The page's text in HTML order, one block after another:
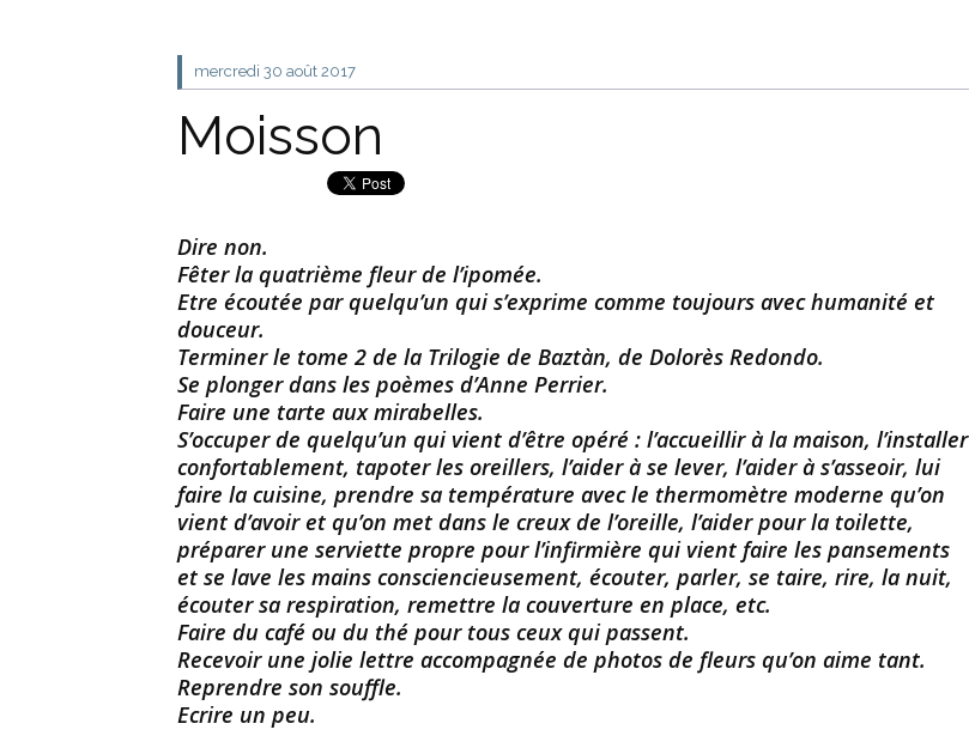
mercredi 30 août 2017
Moisson
Dire non.
Fêter la quatrième fleur de l’ipomée.
Etre écoutée par quelqu’un qui s’exprime comme toujours avec humanité et
douceur.
Terminer le tome 2 de la Trilogie de Baztàn, de Dolorès Redondo.
Se plonger dans les poèmes d’Anne Perrier.
Faire une tarte aux mirabelles.
S’occuper de quelqu’un qui vient d’être opéré : l’accueillir à la maison, l’installer
confortablement, tapoter les oreillers, l’aider à se lever, l’aider à s’asseoir, lui
faire la cuisine, prendre sa température avec le thermomètre moderne qu’on
vient d’avoir et qu’on met dans le creux de l’oreille, l’aider pour la toilette,
préparer une serviette propre pour l’infirmière qui vient faire les pansements
et se lave les mains consciencieusement, écouter, parler, se taire, rire, la nuit,
écouter sa respiration, remettre la couverture en place, etc.
Faire du café ou du thé pour tous ceux qui passent.
Recevoir une jolie lettre accompagnée de photos de fleurs qu’on aime tant.
Reprendre son souffle.
Ecrire un peu.